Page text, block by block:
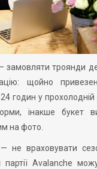
замовляти троянди
щойно
годин у прохолодній
інакше букет
на фото.
не враховувати
партії Avalanche